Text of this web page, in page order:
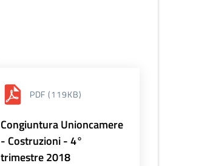
PDF (119KB)
Congiuntura Unioncamere
- Costruzioni - 4°
trimestre 2018